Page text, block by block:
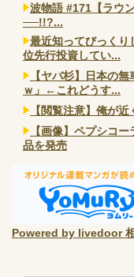
波物語 #171【ラウ
──!!?...
最近知ってびっくり
位先行投資してい...
【ヤバ杉】日本の
ｗ」←これどうす...
【閲覧注意】俺が
【画像】ペプシコ
品を発売
Powered by livedoor